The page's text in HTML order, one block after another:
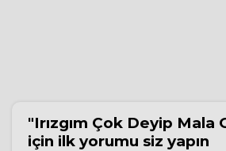
"Irızgım Çok Deyip Mala
için ilk yorumu siz yapın